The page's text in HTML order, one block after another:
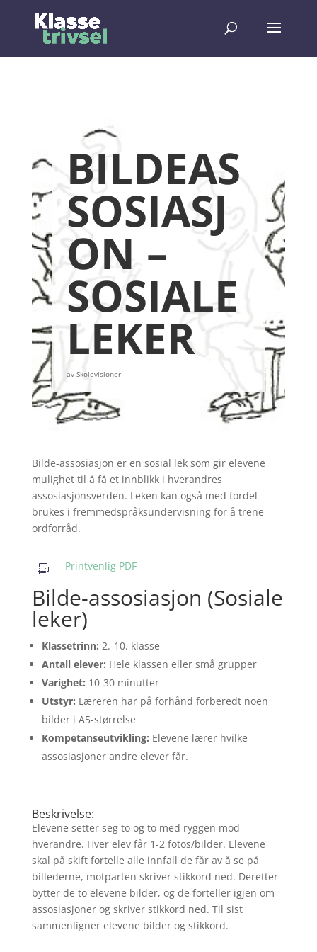
BILDEAS
SOSIASJ
ON –
SOSIALE
LEKER
avSkolevisioner
Bilde-assosiasjon er en sosial lek som gir elevene
mulighet til å få et innblikk i hverandres
assosiasjonsverden. Leken kan også med fordel
brukes i fremmedspråksundervisning for å trene
ordforråd.
 Printvenlig PDF
Bilde-assosiasjon (Sosiale
leker)
Klassetrinn: 2.-10. klasse
Antall elever: Hele klassen eller små grupper
Varighet: 10-30 minutter
Utstyr: Læreren har på forhånd forberedt noen
bilder i A5-størrelse
Kompetanseutvikling: Elevene lærer hvilke
assosiasjoner andre elever får.
Beskrivelse:
Elevene setter seg to og to med ryggen mod
hverandre. Hver elev får 1-2 fotos/bilder. Elevene
skal på skift fortelle alle innfall de får av å se på
billederne, motparten skriver stikkord ned. Deretter
bytter de to elevene bilder, og de forteller igjen om
assosiasjoner og skriver stikkord ned. Til sist
sammenligner elevene bilder og stikkord.